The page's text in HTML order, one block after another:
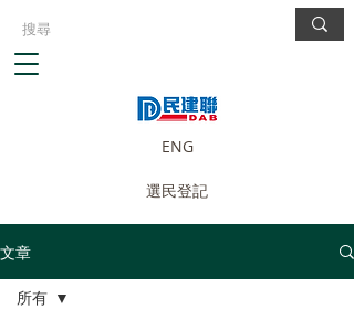
ENG
選民登記
文章
所有